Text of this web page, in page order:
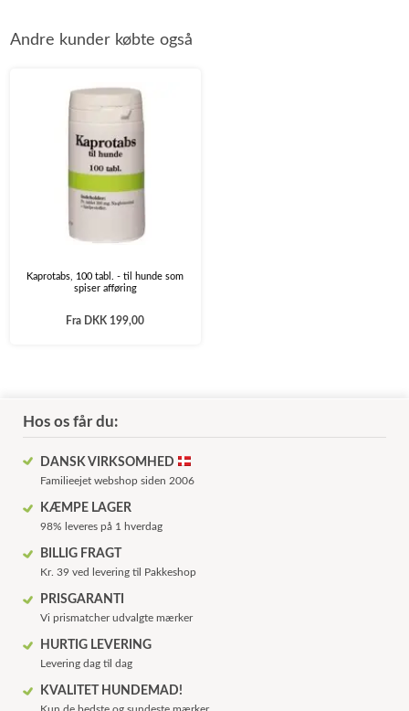
Andre kunder købte også
Kaprotabs, 100 tabl. - til hunde som
spiser afføring
Fra DKK 199,00
Hos os får du:
DANSK VIRKSOMHED
Familieejet webshop siden 2006
KÆMPE LAGER
98% leveres på 1 hverdag
BILLIG FRAGT
Kr. 39 ved levering til Pakkeshop
PRISGARANTI
Vi prismatcher udvalgte mærker
HURTIG LEVERING
Levering dag til dag
KVALITET HUNDEMAD!